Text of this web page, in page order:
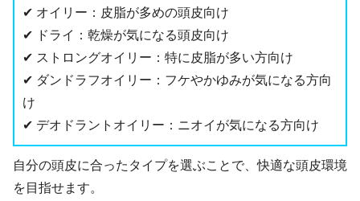
✔ オイリー：皮脂が多めの頭皮向け
✔ ドライ：乾燥が気になる頭皮向け
✔ ストロングオイリー：特に皮脂が多い方向け
✔ ダンドラフオイリー：フケやかゆみが気になる方向
け
✔ デオドラントオイリー：ニオイが気になる方向け
自分の頭皮に合ったタイプを選ぶことで、快適な頭皮環境
を目指せます。